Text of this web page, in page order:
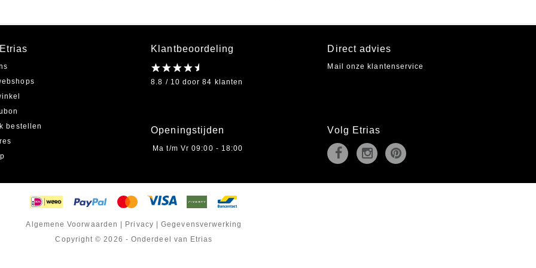
bestellen
Klantbeoordeling
8.8 / 10 door 84 klanten
Direct advies
Mail onze klantenservice
Openingstijden
Ma t/m Vr 09:00 - 18:00
Volg Etrias
Algemene Voorwaarden Privacy |Gegevensverwerking
Copyright © 2026 - Onderdeel van Etrias